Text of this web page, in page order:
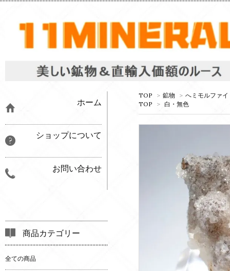
TOP > 鉱物 > へミモルファイ
TOP
> 白・無色
ホーム
ショップについて
お問い合わせ
商品カテゴリー
全ての商品